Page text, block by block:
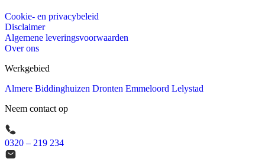
Cookie- en privacybeleid
Disclaimer
Algemene leveringsvoorwaarden
Over ons
Werkgebied
Almere Biddinghuizen Dronten Emmeloord Lelystad
Neem contact op
0320 – 219 234